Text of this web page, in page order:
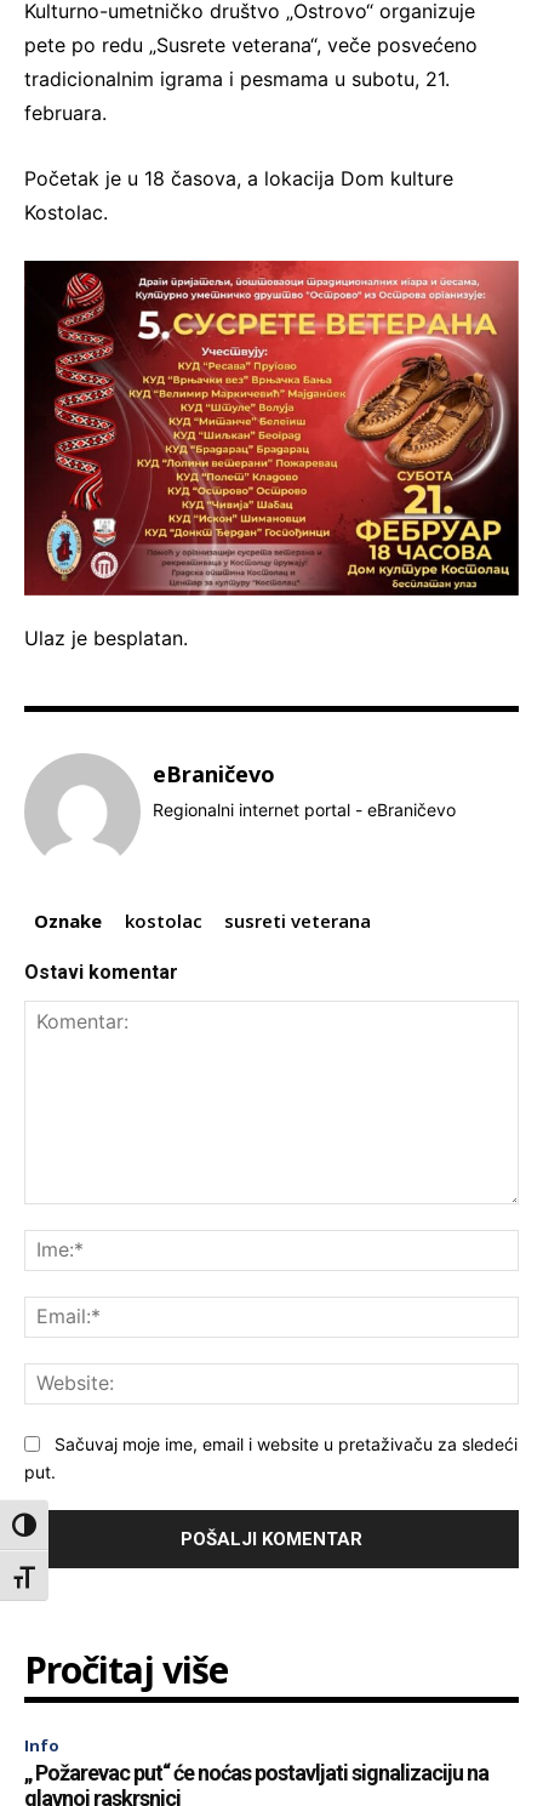
Toggle High Contrast
Toggle Font size
Kulturno-umetničko društvo „Ostrovo“ organizuje
pete po redu „Susrete veterana“, veče posvećeno
tradicionalnim igrama i pesmama u subotu, 21.
februara.
Početak je u 18 časova, a lokacija Dom kulture
Kostolac.
Ulaz je besplatan.
eBraničevo
Regionalni internet portal - eBraničevo
Oznake kostolac susreti veterana
Ostavi komentar
Sačuvaj moje ime, email i website u pretaživaču za sledeći
put.
Pročitaj više
Info
„ Požarevac put“ će noćas postavljati signalizaciju na
glavnoj raskrsnici